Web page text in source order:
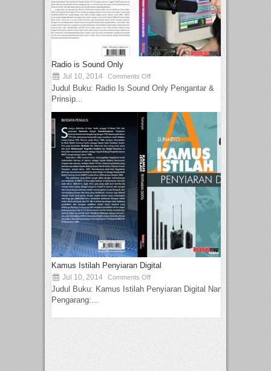
Radio is Sound Only
Jul 10, 2014 Comments Off
Judul Buku: Radio Is Sound Only Pengantar &
Prinsip...
Kamus Istilah Penyiaran Digital
Jul 10, 2014 Comments Off
Judul Buku: Kamus Istilah Penyiaran Digital Nama
Pengarang:...